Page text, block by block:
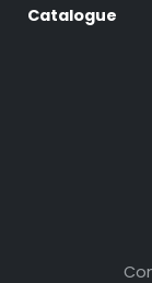
Catalogue